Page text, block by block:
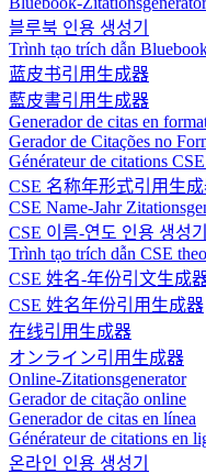
블루북 인용 생성기
Trình tạo trích dẫn
蓝皮书引用生成器
藍皮書引用生成器
Generador de citas en
Gerador de Citações no
Générateur de citations
CSE 名称年形式引用生
CSE Name-Jahr
CSE 이름-연도 인용 생성기
Trình tạo trích dẫn CSE
CSE 姓名-年份引文生成
CSE 姓名年份引用生成器
在线引用生成器
オンライン引用生成器
Online-Zitationsgenerator
Gerador de citação online
Generador de citas en línea
Générateur de citations en
온라인 인용 생성기